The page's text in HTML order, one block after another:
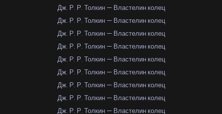
Дж. Р. Р. Толкин — Властелин колец
Дж. Р. Р. Толкин — Властелин колец
Дж. Р. Р. Толкин — Властелин колец
Дж. Р. Р. Толкин — Властелин колец
Дж. Р. Р. Толкин — Властелин колец
Дж. Р. Р. Толкин — Властелин колец
Дж. Р. Р. Толкин — Властелин колец
Дж. Р. Р. Толкин — Властелин колец
Дж. Р. Р. Толкин — Властелин колец